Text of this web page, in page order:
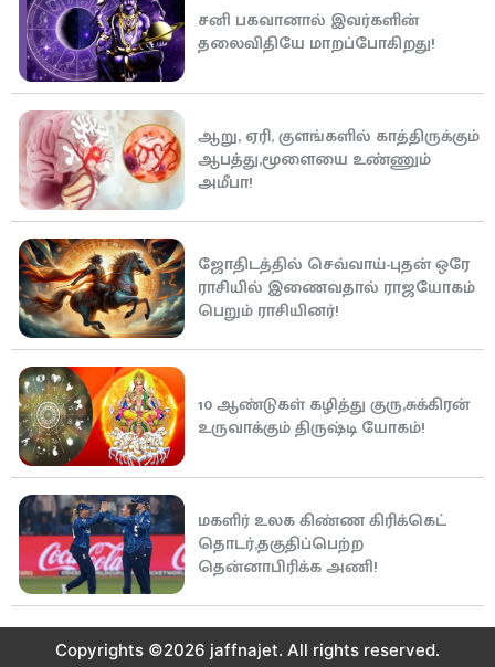
சனி பகவானால் இவர்களின்
தலைவிதியே மாறப்போகிறது!
ஆறு, ஏரி, குளங்களில் காத்திருக்கும்
ஆபத்து,மூளையை உண்ணும்
அமீபா!
ஜோதிடத்தில் செவ்வாய்-புதன் ஒரே
ராசியில் இணைவதால் ராஜயோகம்
பெறும் ராசியினர்!
10 ஆண்டுகள் கழித்து குரு,சுக்கிரன்
உருவாக்கும் திருஷ்டி யோகம்!
மகளிர் உலக கிண்ண கிரிக்கெட்
தொடர்,தகுதிப்பெற்ற
தென்னாபிரிக்க அணி!
Copyrights ©2026 jaffnajet. All rights reserved.